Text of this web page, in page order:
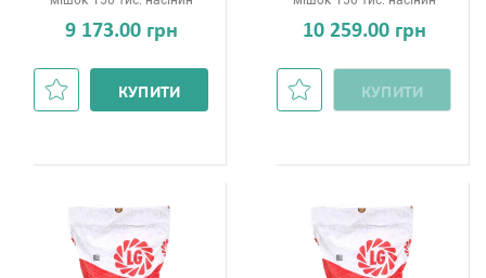
9 173.00 грн
КУПИТИ
10 259.00 грн
КУПИТИ